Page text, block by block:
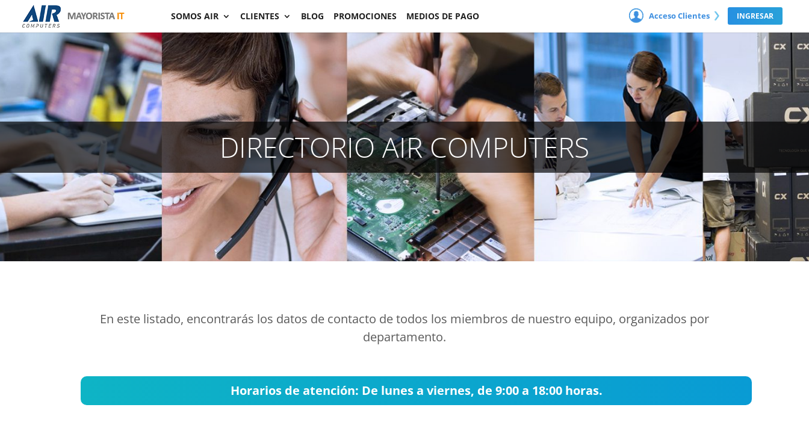
SOMOS AIR CLIENTES BLOG PROMOCIONES MEDIOS DE PAGO Acceso Clientes INGRESAR
DIRECTORIO AIR COMPUTERS
En este listado, encontrarás los datos de contacto de todos los miembros de nuestro equipo, organizados por
departamento.
Horarios de atención: De lunes a viernes, de 9:00 a 18:00 horas.